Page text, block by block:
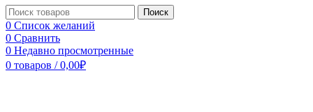
Поиск
0 Список желаний
0 Сравнить
0 Недавно просмотренные
0 товаров / 0,00₽